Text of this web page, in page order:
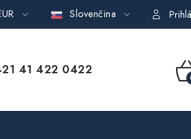
osobných údajov Obchodné
Slovenčina
41 422 0422